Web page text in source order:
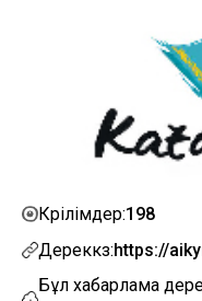
Көрілімдер:198
Дереккөз:https://
Бұл хабарлама